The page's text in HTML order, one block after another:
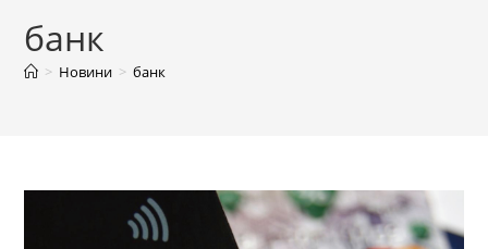
банк
> Новини > банк